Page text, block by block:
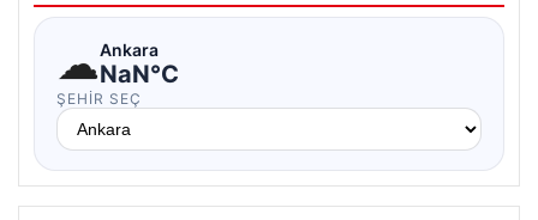
☁Ankara
NaN°C
ŞEHIR SEÇ